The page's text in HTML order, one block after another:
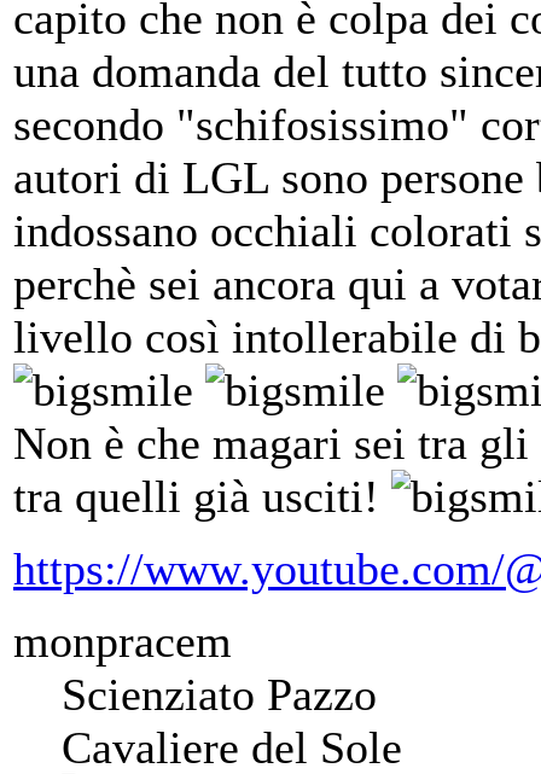
capito che non è colpa dei
una domanda del tutto
secondo "schifosissimo"
autori di LGL sono
indossano occhiali colorati
perchè sei ancora qui a
livello così intollerabile di
Non è che magari sei tra
tra quelli già usciti!
https://www.youtube.com/
monpracem
Scienziato Pazzo
Cavaliere del Sole